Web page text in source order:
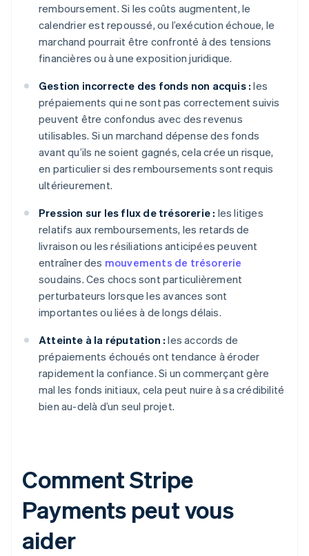
remboursement. Si les coûts augmentent, le
calendrier est repoussé, ou l’exécution échoue, le
marchand pourrait être confronté à des tensions
financières ou à une exposition juridique.
Gestion incorrecte des fonds non acquis : les
prépaiements qui ne sont pas correctement suivis
peuvent être confondus avec des revenus
utilisables. Si un marchand dépense des fonds
avant qu’ils ne soient gagnés, cela crée un risque,
en particulier si des remboursements sont requis
ultérieurement.
Pression sur les flux de trésorerie : les litiges
relatifs aux remboursements, les retards de
livraison ou les résiliations anticipées peuvent
entraîner des mouvements de trésorerie
soudains. Ces chocs sont particulièrement
perturbateurs lorsque les avances sont
importantes ou liées à de longs délais.
Atteinte à la réputation : les accords de
prépaiements échoués ont tendance à éroder
rapidement la confiance. Si un commerçant gère
mal les fonds initiaux, cela peut nuire à sa crédibilité
bien au-delà d’un seul projet.
Comment Stripe
Payments peut vous
aider